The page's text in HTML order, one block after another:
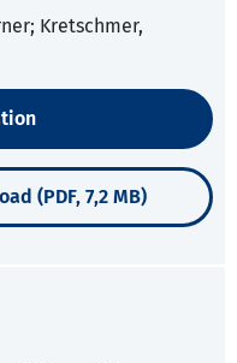
Kretschmer,
(PDF, 7,2 MB)